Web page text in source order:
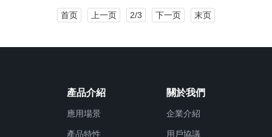
首页 上一页 2/3 下一页 末页
產品介紹
應用場景
產品特性
關於我們
企業介紹
用戶協議